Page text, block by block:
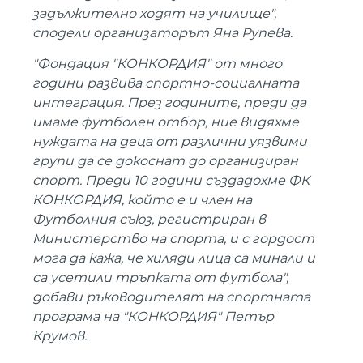
задължително ходят на училище",
сподели организаторът Яна Рупева.
"Фондация "КОНКОРДИЯ" от много
години развива спортно-социалната
интеграция. През годините, преди да
имаме футболен отбор, ние видяхме
нуждата на деца от различни уязвими
групи да се докоснат до организиран
спорт. Преди 10 години създадохме ФК
КОНКОРДИЯ, който е и член на
Футболния съюз, регистриран в
Министерство на спорта, и с гордост
мога да кажа, че хиляди лица са минали и
са усетили тръпката от футбола",
добави ръководителят на спортната
програма на "КОНКОРДИЯ" Петър
Крумов.